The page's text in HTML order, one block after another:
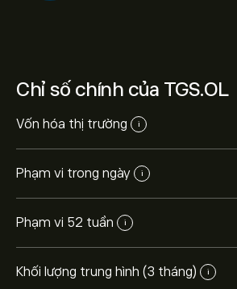
Chỉ số chính của TGS.OL
Vốn hóa thị trường i
Phạm vi trong ngày i
Phạm vi 52 tuần i
Khối lượng trung hình (3 tháng) i